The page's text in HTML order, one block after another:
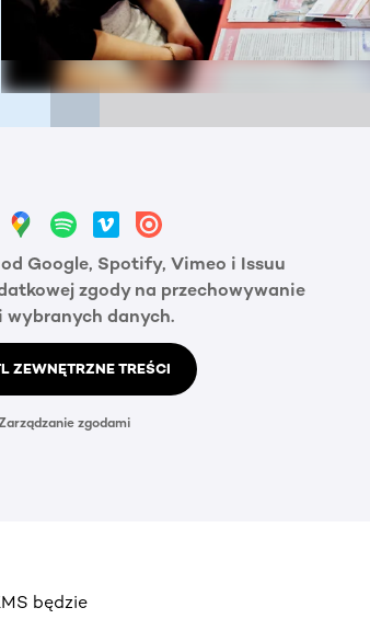
Google, Spotify, Vimeo i Issuu
zgody na przechowywanie
wybranych danych.
ZEWNĘTRZNE TREŚCI
zgodami
będzie